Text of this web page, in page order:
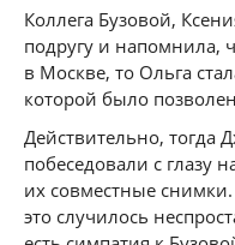
Коллега Бузовой,
подругу и напомнила,
в Москве, то Ольга
которой было
Действительно, тогда
побеседовали с глазу
их совместные
это случилось